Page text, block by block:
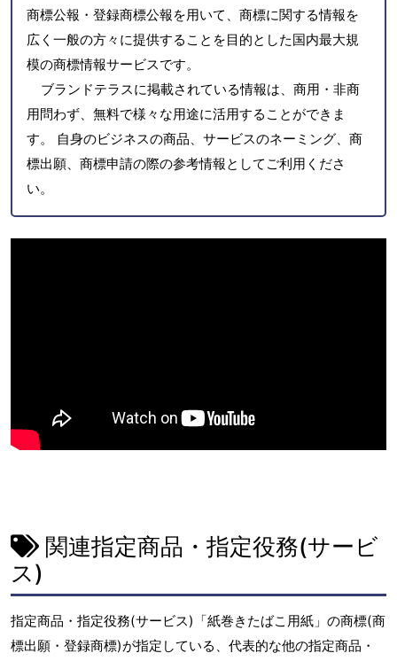
商標公報・登録商標公報を用いて、商標に関する情報を
広く一般の方々に提供することを目的とした国内最大規
模の商標情報サービスです。
ブランドテラスに掲載されている情報は、商用・非商
用問わず、無料で様々な用途に活用することができま
す。 自身のビジネスの商品、サービスのネーミング、商
標出願、商標申請の際の参考情報としてご利用くださ
い。
関連指定商品・指定役務(サービ
ス)
指定商品・指定役務(サービス)「紙巻きたばこ用紙」の商標(商
標出願・登録商標)が指定している、代表的な他の指定商品・